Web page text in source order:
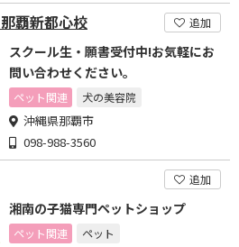
覇新都心校 追加
スクール生・願書受付中!お気軽にお
問い合わせください。
ペット関連 犬の美容院
沖縄県那覇市
098-988-3560
追加
湘南の子猫専門ペットショップ
ペット関連 ペット